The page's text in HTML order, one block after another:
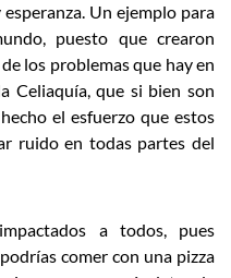
Un ejemplo para
puesto que crearon
los problemas que hay en
Celiaquía, que si bien son
el esfuerzo que estos
ruido en todas partes del
a todos, pues
comer con una pizza